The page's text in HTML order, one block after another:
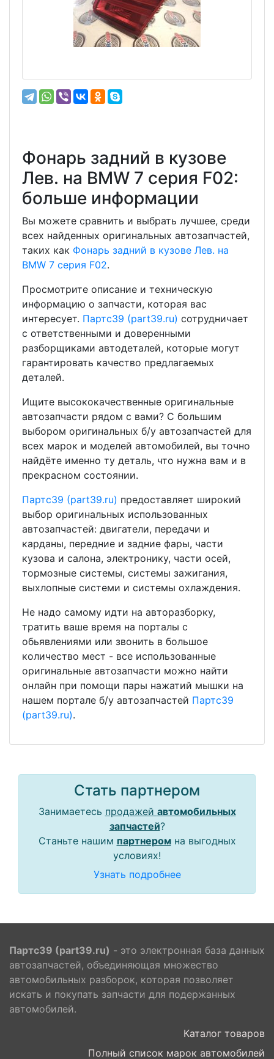
Фонарь задний в кузове
Лев. на BMW 7 серия F02:
больше информации
Вы можете сравнить и выбрать лучшее, среди
всех найденных оригинальных автозапчастей,
таких как Фонарь задний в кузове Лев. на
BMW 7 серия F02.
Просмотрите описание и техническую
информацию о запчасти, которая вас
интересует. Партс39 (part39.ru) сотрудничает
с ответственными и доверенными
разборщиками автодеталей, которые могут
гарантировать качество предлагаемых
деталей.
Ищите высококачественные оригинальные
автозапчасти рядом с вами? С большим
выбором оригинальных б/у автозапчастей для
всех марок и моделей автомобилей, вы точно
найдёте именно ту деталь, что нужна вам и в
прекрасном состоянии.
Партс39 (part39.ru) предоставляет широкий
выбор оригинальных использованных
автозапчастей: двигатели, передачи и
карданы, передние и задние фары, части
кузова и салона, электронику, части осей,
тормозные системы, системы зажигания,
выхлопные системи и системы охлаждения.
Не надо самому идти на авторазборку,
тратить ваше время на порталы с
обьявлениями или звонить в большое
количество мест - все использованные
оригинальные автозапчасти можно найти
онлайн при помощи пары нажатий мышки на
нашем портале б/у автозапчастей Партс39
(part39.ru).
Стать партнером
Занимаетесь продажей автомобильных
запчастей?
Станьте нашим партнеромна выгодных
условиях!
Узнать подробнее
Партс39 (part39.ru) - это электронная база данных
автозапчастей, объединяющая множество
автомобильных разборок, которая позволяет
искать и покупать запчасти для подержанных
автомобилей.
Каталог товаров
Полный список марок автомобилей